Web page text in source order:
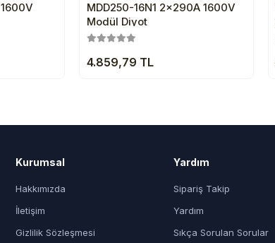
MDD250-16N1 2x290A 1600V
Modül Diyot
4.859,79 TL
Kurumsal
Hakkımızda
İletişim
Gizlilik Sözleşmesi
Yardım
Sipariş Takip
Yardım
Sıkça Sorulan Sorular